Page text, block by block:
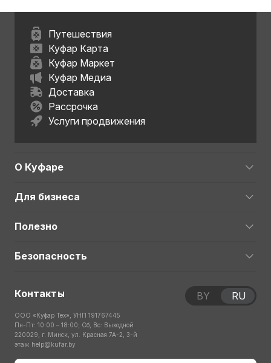
Путешествия
Куфар Карта
Куфар Маркет
Куфар Медиа
Доставка
Рассрочка
Услуги продвижения
О Куфаре
Для бизнеса
Полезно
Безопасность
Контакты
ООО «Куфар Тех», УНП 191767445
Пн-Пт: 10:00 – 18:00; Сб, Вс: Выходной
220029, г. Минск, ул. Красная 7А-2, 3-й
этаж help@kufar.by
BY RU